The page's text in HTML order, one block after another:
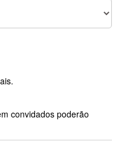
convidados poderão